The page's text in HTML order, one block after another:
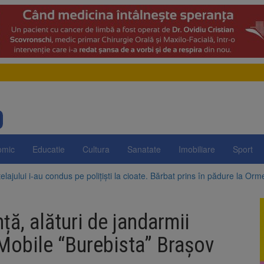
Educatie Cultura Sanatate Imobiliare Sport
i-au condus pe polițiști la cioate. Bărbat prins în pădure la
platforma suspeND.ro pentru urmărirea inițiativei de suspendare
analizează dosarul lui Călin Georgescu și Horațiu Potra. Judecătorii
sub Cod portocaliu de caniculă până vineri dimineață
alături de jandarmii
“Burebista” Brașov